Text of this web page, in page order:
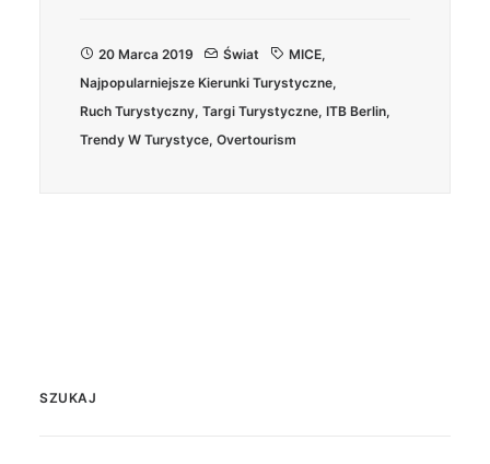
20 Marca 2019 Świat MICE,
Najpopularniejsze Kierunki Turystyczne,
Ruch Turystyczny, Targi Turystyczne, ITB Berlin,
Trendy W Turystyce, Overtourism
SZUKAJ